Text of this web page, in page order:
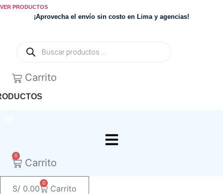
Ir
VER PRODUCTOS
¡Aprovecha el envío sin costo en Lima y agencias!
Búsqueda
Carrito
0
Carrito
S/ 0.00
0
Carrito